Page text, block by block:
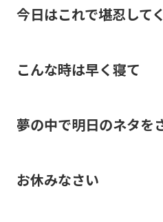
今日はこれで堪忍して
こんな時は早く寝て
夢の中で明日のネタを
お休みなさい